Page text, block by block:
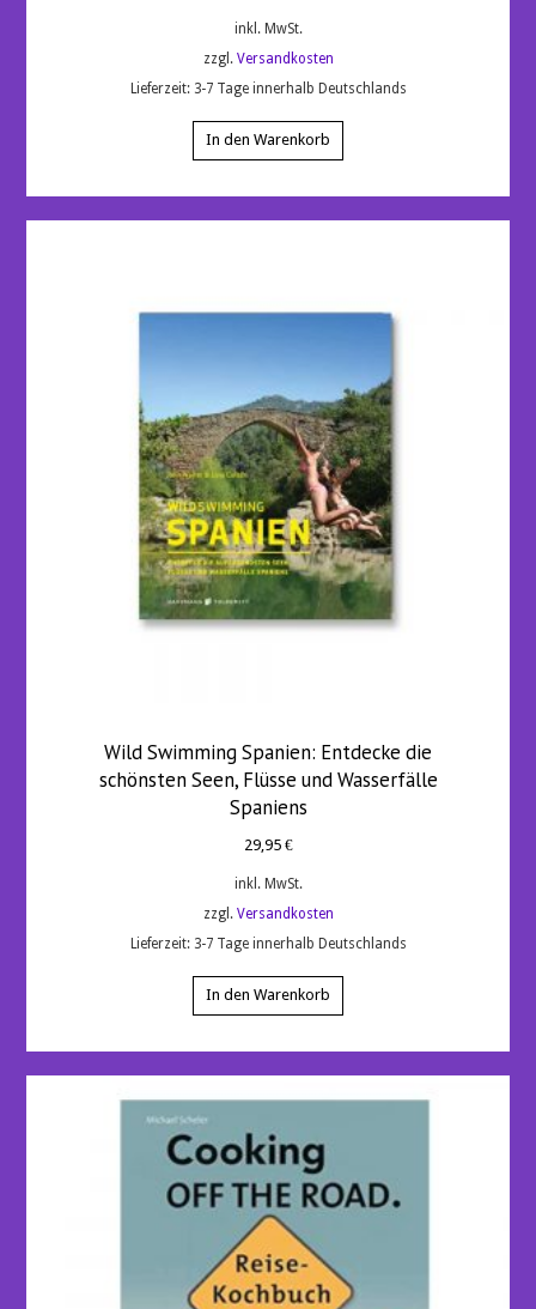
inkl. MwSt.
zzgl. Versandkosten
Lieferzeit: 3-7 Tage innerhalb Deutschlands
In den Warenkorb
Wild Swimming Spanien: Entdecke die
schönsten Seen, Flüsse und Wasserfälle
Spaniens
29,95 €
inkl. MwSt.
zzgl. Versandkosten
Lieferzeit: 3-7 Tage innerhalb Deutschlands
In den Warenkorb